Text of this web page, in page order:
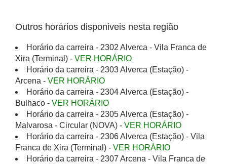
Outros horários disponiveis nesta região
Horário da carreira - 2302 Alverca - Vila Franca de
Xira (Terminal) - VER HORÁRIO
Horário da carreira - 2303 Alverca (Estação) -
Arcena - VER HORÁRIO
Horário da carreira - 2304 Alverca (Estação) -
Bulhaco - VER HORÁRIO
Horário da carreira - 2305 Alverca (Estação) -
Malvarosa - Circular (NOVA) - VER HORÁRIO
Horário da carreira - 2306 Alverca (Estação) - Vila
Franca de Xira (Terminal) - VER HORÁRIO
Horário da carreira - 2307 Arcena - Vila Franca de